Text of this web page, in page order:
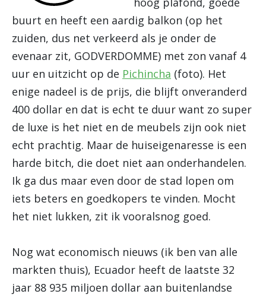
buurt en heeft een aardig balkon (op het
zuiden, dus net verkeerd als je onder de
evenaar zit, GODVERDOMME) met zon vanaf 4
uur en uitzicht op de Pichincha (foto). Het
enige nadeel is de prijs, die blijft onveranderd
400 dollar en dat is echt te duur want zo super
de luxe is het niet en de meubels zijn ook niet
echt prachtig. Maar de huiseigenaresse is een
harde bitch, die doet niet aan onderhandelen.
Ik ga dus maar even door de stad lopen om
iets beters en goedkopers te vinden. Mocht
het niet lukken, zit ik vooralsnog goed.
Nog wat economisch nieuws (ik ben van alle
markten thuis), Ecuador heeft de laatste 32
jaar 88 935 miljoen dollar aan buitenlandse